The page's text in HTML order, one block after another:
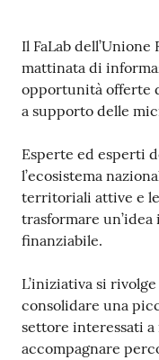
Contenuto
Il FaLab
mattinata di
opportunità offerte
a supporto delle
Esperte ed esperti
l’ecosistema
territoriali attive e
trasformare
finanziabile.
L’iniziativa si
consolidare una
settore interessati
accompagnare